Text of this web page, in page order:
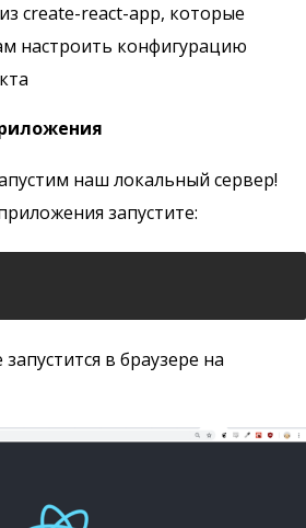
create-react-app, которые
настроить конфигурацию
наш локальный сервер!
запустите:
в браузере на